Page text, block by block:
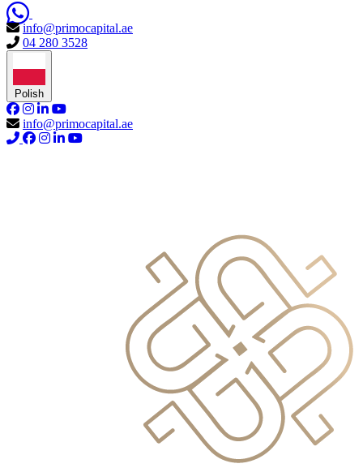
info@primocapital.ae
04 280 3528
Polish
info@primocapital.ae